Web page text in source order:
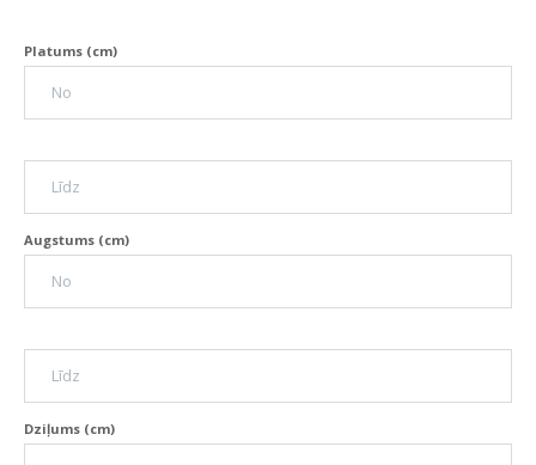
Platums (cm)
Augstums (cm)
Dziļums (cm)